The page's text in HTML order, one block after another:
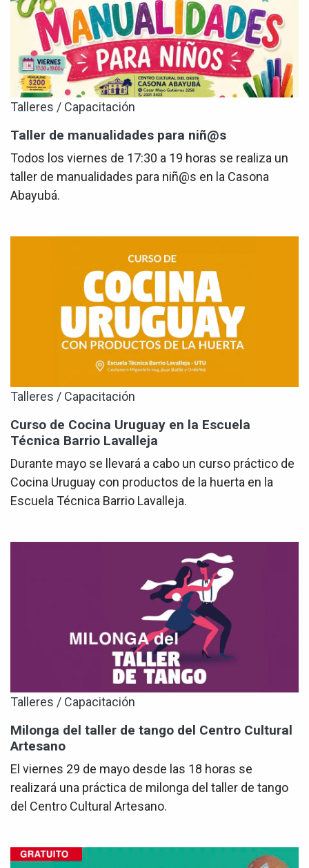
Talleres / Capacitación
Taller de manualidades para niñ@s
Todos los viernes de 17:30 a 19 horas se realiza un
taller de manualidades para niñ@s en la Casona
Abayubá.
Talleres / Capacitación
Curso de Cocina Uruguay en la Escuela
Técnica Barrio Lavalleja
Durante mayo se llevará a cabo un curso práctico de
Cocina Uruguay con productos de la huerta en la
Escuela Técnica Barrio Lavalleja.
Talleres / Capacitación
Milonga del taller de tango del Centro Cultural
Artesano
El viernes 29 de mayo desde las 18 horas se
realizará una práctica de milonga del taller de tango
del Centro Cultural Artesano.